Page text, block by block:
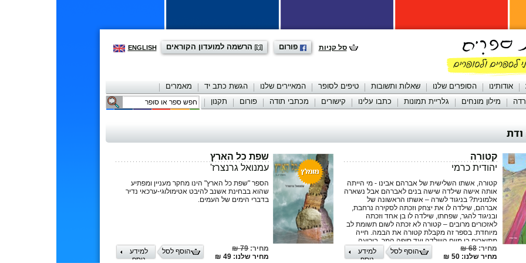
ENGLISH הרשמה למועדון הקוראים פורום סל קניות
אודותינו הסופרים שלנו שאלות ותשובות טיפים לסופר המאיירים שלנו הגשת כתב יד
מאמרים
מילון מונחים גלריית תמונות כתבו עלינו קישורים מכתבי תודה פורום תקנון יצירת קשר
ודת
קטורה
יהודית כרמי
קטורה, אשתו השלישית של אברהם אבינו - מי הייתה
אותה אישה שילדה שישה בנים לאברהם אבל נשארה
אלמונית? בניגוד לשרה – אשתו הראשונה של
אברהם, שילדה לו את יצחק וזכתה לסקירה נרחבת,
ובניגוד להגר, שפחתו, שילדה לו בן אחד וזכתה
לאזכורים מרובים – קטורה לא זכתה לשום תשומת לב
מיוחדת. בספר זה מקבלת קטורה את הבמה. חייה
מתוארים בו מיום היוולדה ועד סופה המר, ביריעה
נרחבת של סאגה משפחתית מרתקת במיוחד, המלווה
בתיאור עשיר ונאמן של חיי היום-יום בתקופה שבה
מחיר:68 ₪
מחיר שלנו: 50 ₪
למידע
נוסף
הוסף לסל
שפת כל הארץ
עמנואל גרנצרז'
הספר "שפת כל הארץ" הינו מחקר מעניין ומפתיע
שהוא בבחינת אשנב להיבט אטימולוגי-ערכאי נדיר
בדברי הימים של העמים.
מחיר:79 ₪
מחיר שלנו: 49 ₪
למידע
נוסף
הוסף לסל